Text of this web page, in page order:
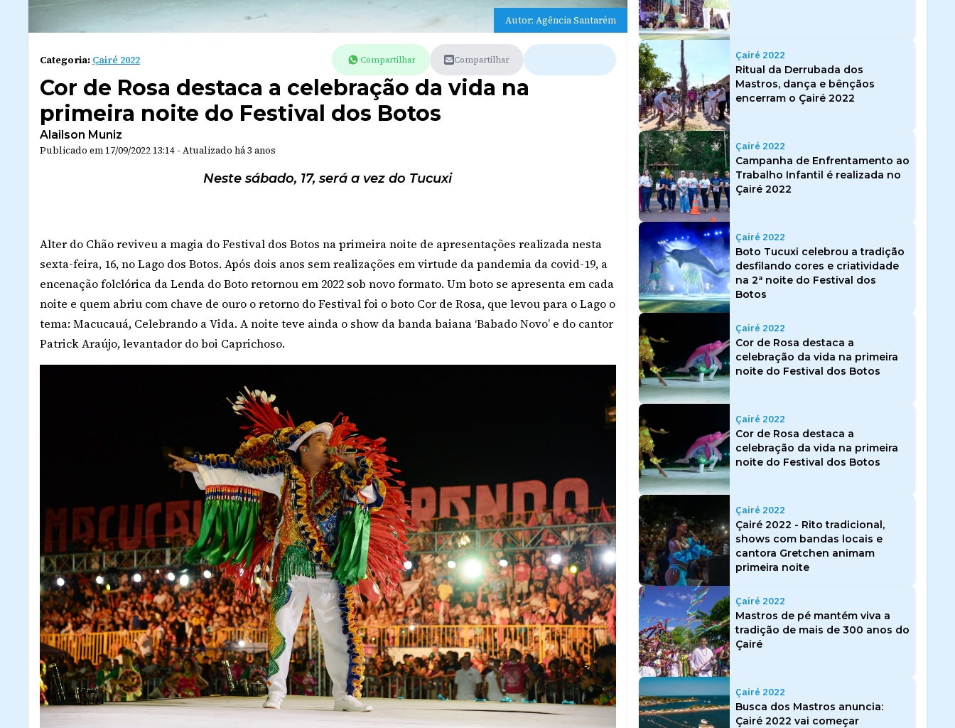
Autor: Agência Santarém
Categoria: Çairé 2022 Compartilhar Compartilhar
Cor de Rosa destaca a celebração da vida na
primeira noite do Festival dos Botos
Alailson Muniz
Publicado em 17/09/2022 13:14 - Atualizado há 3 anos
Neste sábado, 17, será a vez do Tucuxi
Alter do Chão reviveu a magia do Festival dos Botos na primeira noite de apresentações realizada nesta
sexta-feira, 16, no Lago dos Botos. Após dois anos sem realizações em virtude da pandemia da covid-19, a
encenação folclórica da Lenda do Boto retornou em 2022 sob novo formato. Um boto se apresenta em cada
noite e quem abriu com chave de ouro o retorno do Festival foi o boto Cor de Rosa, que levou para o Lago o
tema: Macucauá, Celebrando a Vida. A noite teve ainda o show da banda baiana ‘Babado Novo’ e do cantor
Patrick Araújo, levantador do boi Caprichoso.
Çairé 2022
Ritual da Derrubada dos
Mastros, dança e bênçãos
encerram o Çairé 2022
Çairé 2022
Campanha de Enfrentamento ao
Trabalho Infantil é realizada no
Çairé 2022
Çairé 2022
Boto Tucuxi celebrou a tradição
desfilando cores e criatividade
na 2ª noite do Festival dos
Botos
Çairé 2022
Cor de Rosa destaca a
celebração da vida na primeira
noite do Festival dos Botos
Çairé 2022
Cor de Rosa destaca a
celebração da vida na primeira
noite do Festival dos Botos
Çairé 2022
Çairé 2022 - Rito tradicional,
shows com bandas locais e
cantora Gretchen animam
primeira noite
Çairé 2022
Mastros de pé mantém viva a
tradição de mais de 300 anos do
Çairé
Çairé 2022
Busca dos Mastros anuncia:
Çairé 2022 vai começar